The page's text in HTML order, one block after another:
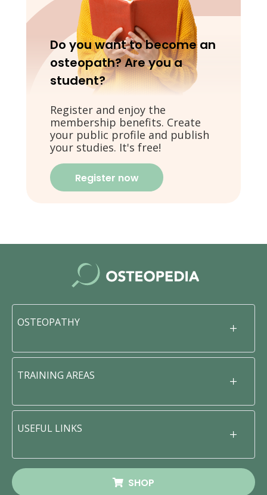
Do you want to become an
osteopath? Are you a
student?
Register and enjoy the
membership benefits. Create
your public profile and publish
your studies. It's free!
Register now
OSTEOPATHY
TRAINING AREAS
USEFUL LINKS
SHOP